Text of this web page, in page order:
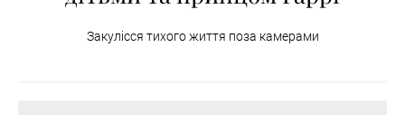
Закулісся тихого життя поза камерами